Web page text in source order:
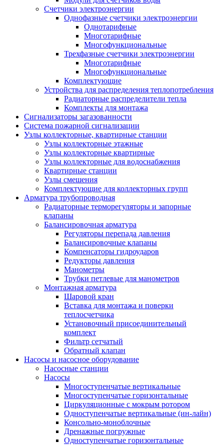
Счетчики электроэнергии
Однофазные счетчики электроэнергии
Однотарифные
Многотарифные
Многофункциональные
Трехфазные счетчики электроэнергии
Многотарифные
Многофункциональные
Комплектующие
Устройства для распределения теплопотребления
Радиаторные распределители тепла
Комплекты для монтажа
Сигнализаторы загазованности
Система пожарной сигнализации
Узлы коллекторные, квартирные станции
Узлы коллекторные этажные
Узлы коллекторные квартирные
Узлы коллекторные для водоснабжения
Квартирные станции
Узлы смешения
Комплектующие для коллекторных групп
Арматура трубопроводная
Радиаторные терморегуляторы и запорные
клапаны
Балансировочная арматура
Регуляторы перепада давления
Балансировочные клапаны
Компенсаторы гидроударов
Редукторы давления
Манометры
Трубки петлевые для манометров
Монтажная арматура
Шаровой кран
Вставка для монтажа и поверки
теплосчетчика
Установочный присоединительный
комплект
Фильтр сетчатый
Обратный клапан
Насосы и насосное оборудование
Насосные станции
Насосы
Многоступенчатые вертикальные
Многоступенчатые горизонтальные
Циркуляционные с мокрым ротором
Одноступенчатые вертикальные (ин-лайн)
Консольно-моноблочные
Дренажные погружные
Одноступенчатые горизонтальные